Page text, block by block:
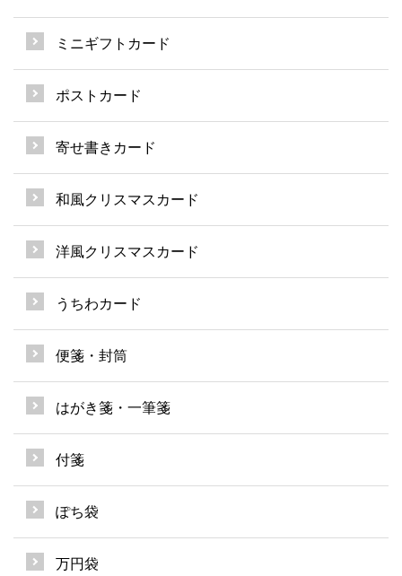
ミニギフトカード
ポストカード
寄せ書きカード
和風クリスマスカード
洋風クリスマスカード
うちわカード
便箋・封筒
はがき箋・一筆箋
付箋
ぽち袋
万円袋